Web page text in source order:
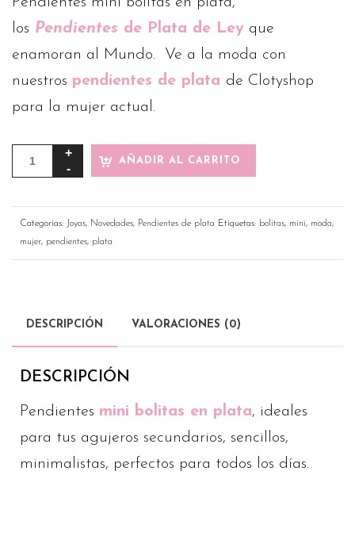
los Pendientes de Plata de Ley que
enamoran al Mundo. Ve a la moda con
nuestros pendientes de plata de Clotyshop
para la mujer actual.
AÑADIR AL CARRITO
Categorías: Joyas, Novedades, Pendientes de plata Etiquetas: bolitas, mini, moda,
mujer, pendientes, plata
DESCRIPCIÓN VALORACIONES (0)
DESCRIPCIÓN
Pendientes mini bolitas en plata, ideales
para tus agujeros secundarios, sencillos,
minimalistas, perfectos para todos los días.